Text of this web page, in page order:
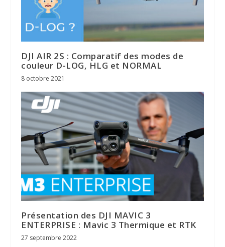
DJI AIR 2S : Comparatif des modes de
couleur D-LOG, HLG et NORMAL
8 octobre 2021
Présentation des DJI MAVIC 3
ENTERPRISE : Mavic 3 Thermique et RTK
27 septembre 2022